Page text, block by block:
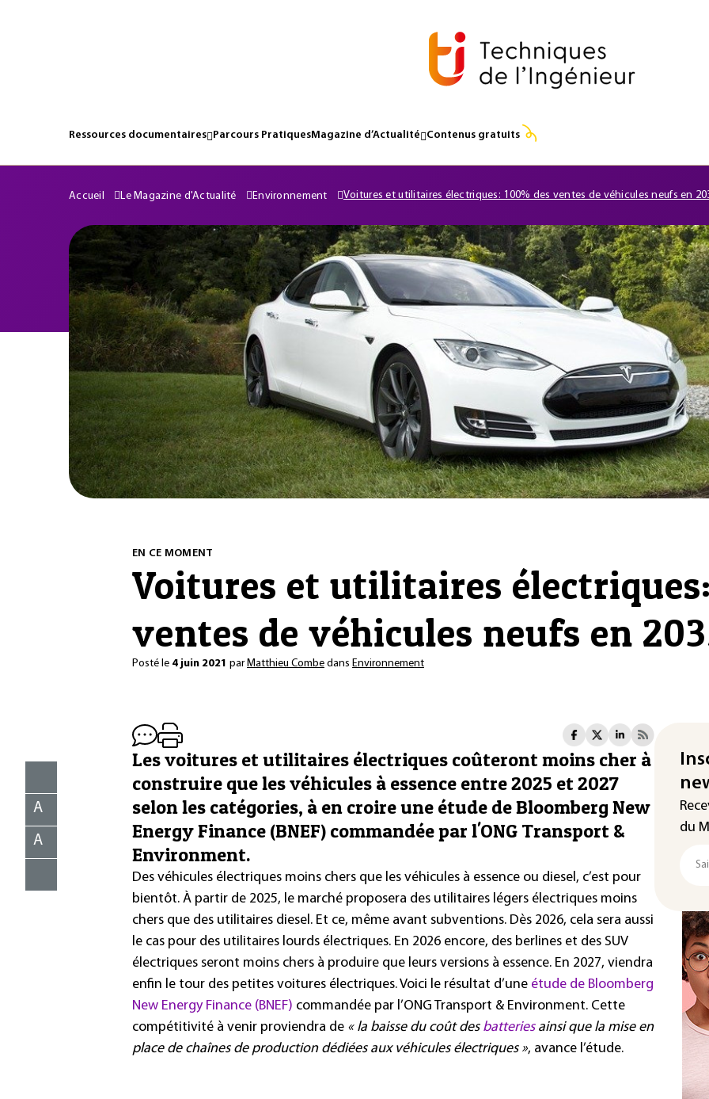
Ressources documentaires Parcours PratiquesMagazine d’Actualité Contenus gratuits
Accueil Le Magazine d'Actualité Environnement Voitures et utilitaires électriques: 100% des ventes de véhicules neufs en
EN CE MOMENT
Voitures et utilitaires électriques:
ventes de véhicules neufs en
Posté le 4 juin 2021 par Matthieu Combe dans Environnement
A
A
Les voitures et utilitaires électriques coûteront moins cher à
construire que les véhicules à essence entre 2025 et 2027
selon les catégories, à en croire une étude de Bloomberg New
Energy Finance (BNEF) commandée par l'ONG Transport &
Environment.
Des véhicules électriques moins chers que les véhicules à essence ou diesel, c’est pour
bientôt. À partir de 2025, le marché proposera des utilitaires légers électriques moins
chers que des utilitaires diesel. Et ce, même avant subventions. Dès 2026, cela sera aussi
le cas pour des utilitaires lourds électriques. En 2026 encore, des berlines et des SUV
électriques seront moins chers à produire que leurs versions à essence. En 2027, viendra
enfin le tour des petites voitures électriques. Voici le résultat d’une étude de Bloomberg
New Energy Finance (BNEF) commandée par l’ONG Transport & Environment. Cette
compétitivité à venir proviendra de « la baisse du coût des batteriesainsi que la mise en
place de chaînes de production dédiées aux véhicules électriques », avance l’étude.
du